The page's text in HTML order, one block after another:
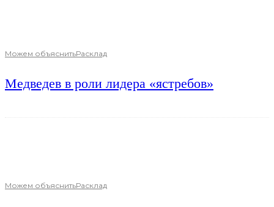
Можем объяснитьРасклад
Медведев в роли лидера «ястребов»
Можем объяснитьРасклад